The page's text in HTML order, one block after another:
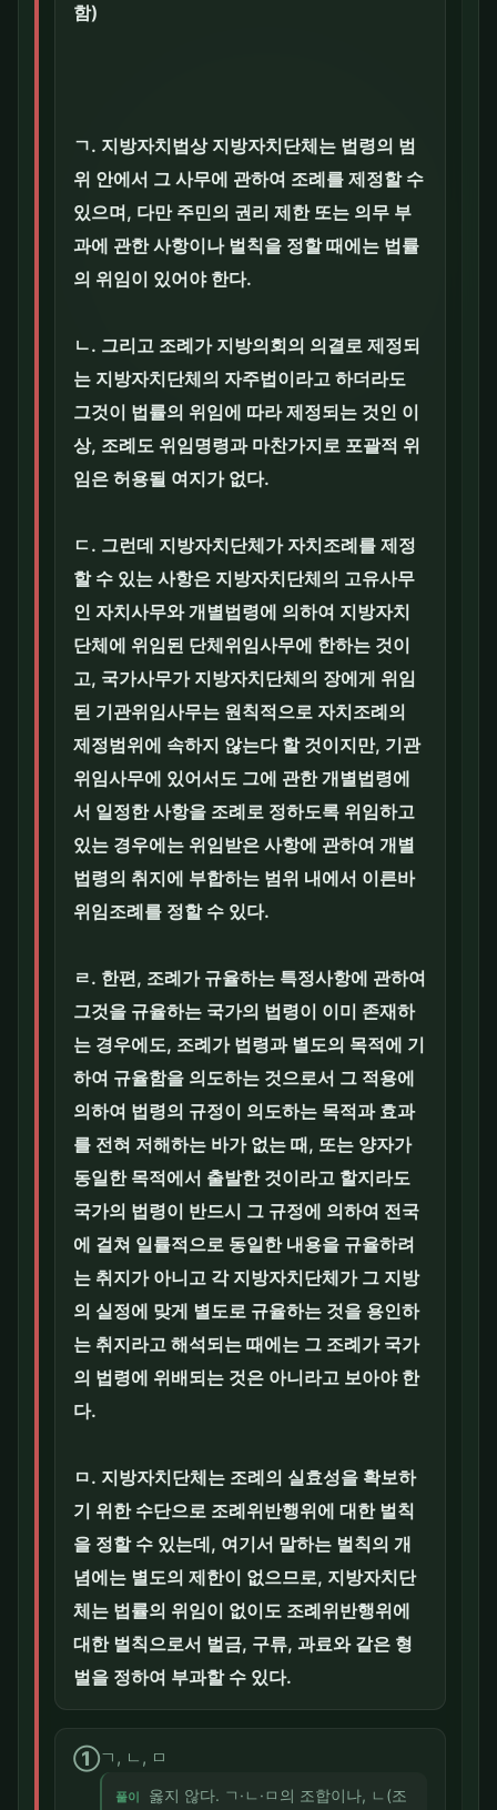
함)
ㄱ. 지방자치법상 지방자치단체는 법령의 범
위 안에서 그 사무에 관하여 조례를 제정할 수
있으며, 다만 주민의 권리 제한 또는 의무 부
과에 관한 사항이나 벌칙을 정할 때에는 법률
의 위임이 있어야 한다.
ㄴ. 그리고 조례가 지방의회의 의결로 제정되
는 지방자치단체의 자주법이라고 하더라도
그것이 법률의 위임에 따라 제정되는 것인 이
상, 조례도 위임명령과 마찬가지로 포괄적 위
임은 허용될 여지가 없다.
ㄷ. 그런데 지방자치단체가 자치조례를 제정
할 수 있는 사항은 지방자치단체의 고유사무
인 자치사무와 개별법령에 의하여 지방자치
단체에 위임된 단체위임사무에 한하는 것이
고, 국가사무가 지방자치단체의 장에게 위임
된 기관위임사무는 원칙적으로 자치조례의
제정범위에 속하지 않는다 할 것이지만, 기관
위임사무에 있어서도 그에 관한 개별법령에
서 일정한 사항을 조례로 정하도록 위임하고
있는 경우에는 위임받은 사항에 관하여 개별
법령의 취지에 부합하는 범위 내에서 이른바
위임조례를 정할 수 있다.
ㄹ. 한편, 조례가 규율하는 특정사항에 관하여
그것을 규율하는 국가의 법령이 이미 존재하
는 경우에도, 조례가 법령과 별도의 목적에 기
하여 규율함을 의도하는 것으로서 그 적용에
의하여 법령의 규정이 의도하는 목적과 효과
를 전혀 저해하는 바가 없는 때, 또는 양자가
동일한 목적에서 출발한 것이라고 할지라도
국가의 법령이 반드시 그 규정에 의하여 전국
에 걸쳐 일률적으로 동일한 내용을 규율하려
는 취지가 아니고 각 지방자치단체가 그 지방
의 실정에 맞게 별도로 규율하는 것을 용인하
는 취지라고 해석되는 때에는 그 조례가 국가
의 법령에 위배되는 것은 아니라고 보아야 한
다.
ㅁ. 지방자치단체는 조례의 실효성을 확보하
기 위한 수단으로 조례위반행위에 대한 벌칙
을 정할 수 있는데, 여기서 말하는 벌칙의 개
념에는 별도의 제한이 없으므로, 지방자치단
체는 법률의 위임이 없이도 조례위반행위에
대한 벌칙으로서 벌금, 구류, 과료와 같은 형
벌을 정하여 부과할 수 있다.
①ㄱ, ㄴ, ㅁ
풀이
옳지 않다. ㄱ·ㄴ·ㅁ의 조합이나, ㄴ(조